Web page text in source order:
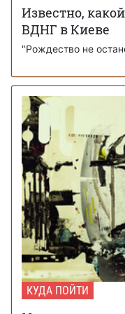
Известно,
ВДНГ в Киеве
"Рождество не
КУДА ПОЙТИ